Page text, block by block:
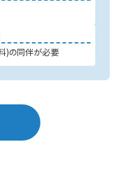
)の同伴が必要